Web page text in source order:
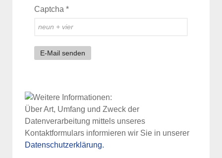
Captcha *
E-Mail senden
Über Art, Umfang und Zweck der
Datenverarbeitung mittels unseres
Kontaktformulars informieren wir Sie in unserer
Datenschutzerklärung.